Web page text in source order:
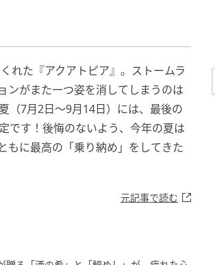
れた『アクアトピア』。ストームラ
ンがまた一つ姿を消してしまうのは
（7月2日〜9月14日）には、最後の
です！後悔のないよう、今年の夏は
もに最高の「乗り納め」をしてきた
元記事で読む